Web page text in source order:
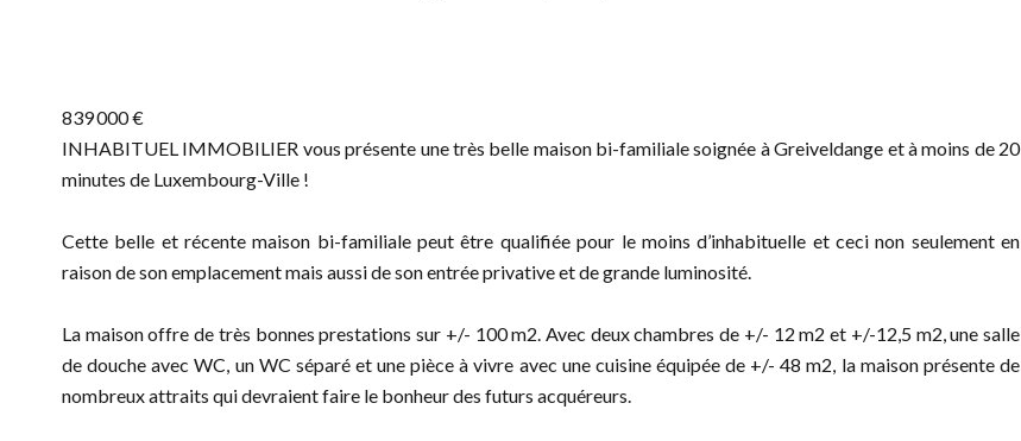
839 000 €
INHABITUEL IMMOBILIER vous présente une très belle maison bi-familiale soignée à Greiveldange et à moins de 20
minutes de Luxembourg-Ville !
Cette belle et récente maison bi-familiale peut être qualifiée pour le moins d’inhabituelle et ceci non seulement en
raison de son emplacement mais aussi de son entrée privative et de grande luminosité.
La maison offre de très bonnes prestations sur +/- 100 m2. Avec deux chambres de +/- 12 m2 et +/-12,5 m2, une salle
de douche avec WC, un WC séparé et une pièce à vivre avec une cuisine équipée de +/- 48 m2, la maison présente de
nombreux attraits qui devraient faire le bonheur des futurs acquéreurs.